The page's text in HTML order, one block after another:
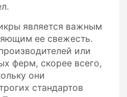
является важным
ее свежесть.
или
ферм, скорее всего,
они
стандартов